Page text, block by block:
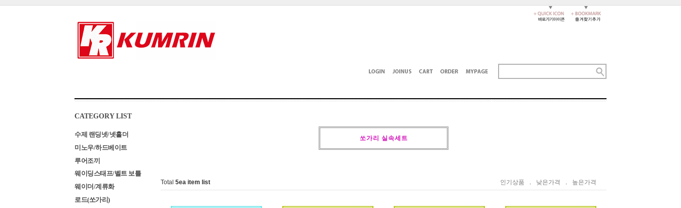
CATEGORY LIST
수제 랜딩넷/넷홀더
미노우/하드베이트
루어조끼
웨이딩스태프/벨트 보틀
웨이더/계류화
로드(쏘가리)
쏘가리 실속세트
Total 5ea item list 인기상품 . 낮은가격 . 높은가격